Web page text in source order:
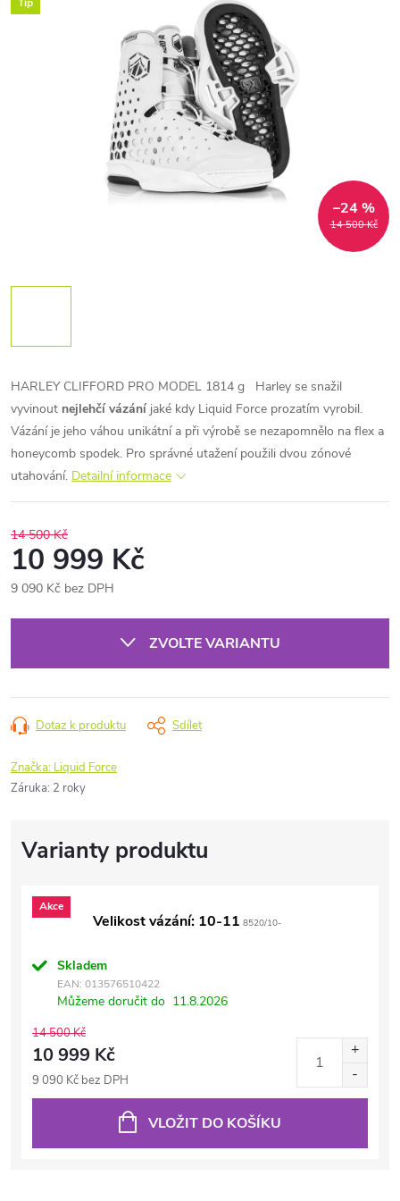
14 500 Kč
–24 %
HARLEY CLIFFORD PRO MODEL 1814 g
Harley se snažil
vyvinout nejlehčí vázání jaké kdy Liquid Force prozatím vyrobil.
Vázání je jeho váhou unikátní a při výrobě se nezapomnělo na flex a
honeycomb spodek. Pro správné utažení použili dvou zónové
utahování. Detailní informace
14 500 Kč
10 999 Kč
9 090 Kč bez DPH
ZVOLTE VARIANTU
Dotaz k produktu Sdílet
Značka: Liquid Force
Záruka: 2 roky
Akce
Velikost vázání: 10-11 8520/10-
Skladem
EAN: 013576510422
Můžeme doručit do 11.8.2026
14 500 Kč
10 999 Kč
9 090 Kč bez DPH
VLOŽIT DO KOŠÍKU